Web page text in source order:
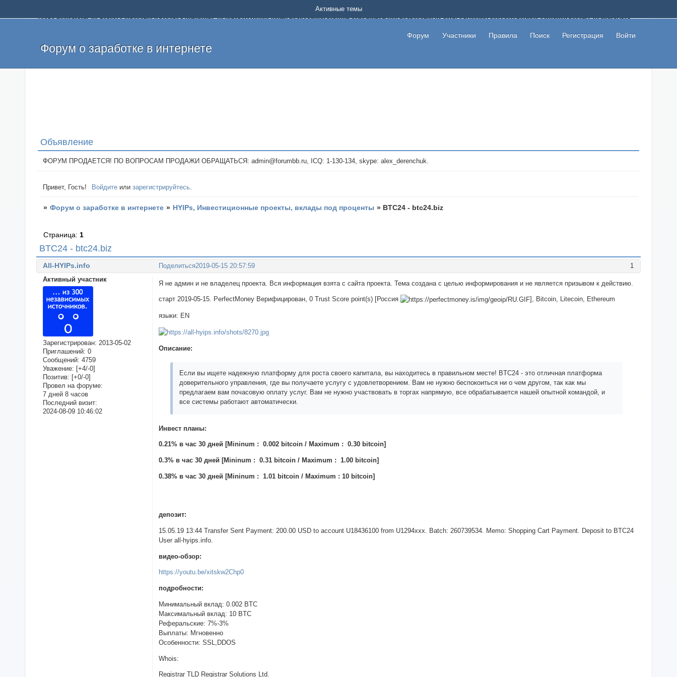
Добро пожаловать на форум о заработке и работе в интернете, на котором можно найти подходящий вариант дополнительной подработки на дому с высоким доходом помимо основной работы, не вкладывая
и оставлять свои отзывы. Если вы знаете, что определенный проект или сайт не платит, то указывайте в теме что это лохотрон, чтобы другие пользователи не попались на развод. Вы сможете начать зарабатывать
легкие деньги без вложений и регистрации уже сегодня. Создавайте новые темы, размещайте объявления со своими пригласительными ссылками и первая прибыль не заставит себя долго ждать.
Форум о заработке в интернете
Форум Участники Правила Поиск Регистрация Войти
Активные темы
Объявление
ФОРУМ ПРОДАЕТСЯ! ПО ВОПРОСАМ ПРОДАЖИ ОБРАЩАТЬСЯ: admin@forumbb.ru, ICQ: 1-130-134, skype: alex_derenchuk.
Привет, Гость! Войдите илизарегистрируйтесь.
» Форум о заработке в интернете » HYIPs, Инвестиционные проекты, вклады под проценты » BTC24 - btc24.biz
BTC24 - btc24.biz
Страница: 1
Поделиться 1
2019-05-15 20:57:59
All-HYIPs.info
Активный участник
Зарегистрирован: 2013-05-02
Приглашений: 0
Сообщений: 4759
Уважение: [+4/-0]
Позитив: [+0/-0]
Провел на форуме:
7 дней 8 часов
Последний визит:
2024-08-09 10:46:02
Я не админ и не владелец проекта. Вся информация взята с сайта проекта. Тема создана с целью информирования и не является призывом к действию.
старт 2019-05-15. PerfectMoney Верифицирован, 0 Trust Score point(s) [Россия ], Bitcoin, Litecoin, Ethereum
языки: EN
Описание:
Если вы ищете надежную платформу для роста своего капитала, вы находитесь в правильном месте! BTC24 - это отличная платформа
доверительного управления, где вы получаете услугу с удовлетворением. Вам не нужно беспокоиться ни о чем другом, так как мы
предлагаем вам почасовую оплату услуг. Вам не нужно участвовать в торгах напрямую, все обрабатывается нашей опытной командой, и
все системы работают автоматически.
Инвест планы:
0.21% в час 30 дней [Mininum : 0.002 bitcoin / Maximum : 0.30 bitcoin]
0.3% в час 30 дней [Mininum : 0.31 bitcoin / Maximum : 1.00 bitcoin]
0.38% в час 30 дней [Mininum : 1.01 bitcoin / Maximum : 10 bitcoin]
депозит:
15.05.19 13:44 Transfer Sent Payment: 200.00 USD to account U18436100 from U1294xxx. Batch: 260739534. Memo: Shopping Cart Payment. Deposit to BTC24
User all-hyips.info.
видео-обзор:
https://youtu.be/xitskw2Chp0
подробности:
Минимальный вклад: 0.002 BTC
Максимальный вклад: 10 BTC
Реферальские: 7%-3%
Выплаты: Мгновенно
Особенности: SSL,DDOS
Whois:
Registrar TLD Registrar Solutions Ltd.